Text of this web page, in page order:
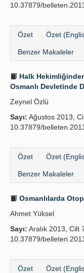
10.37879/
Özet Özet
Benzer Makaleler
Halk
Osmanlı Devletinde
Zeynel Özlü
Sayı: Ağustos 2013,
10.37879/
Özet Özet
Benzer Makaleler
Osmanlılarda
Ahmet Yüksel
Sayı: Aralık 2013, Cilt
10.37879/
Özet Özet